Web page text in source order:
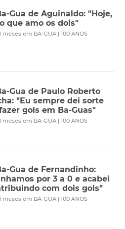
Gua de Aguinaldo: "Hoje,
que amo os dois"
meses em BA-GUA | 100 ANOS
Gua de Paulo Roberto
"Eu sempre dei sorte
gols em Ba-Guas"
meses em BA-GUA | 100 ANOS
Gua de Fernandinho:
por 3 a 0 e acabei
com dois gols"
meses em BA-GUA | 100 ANOS